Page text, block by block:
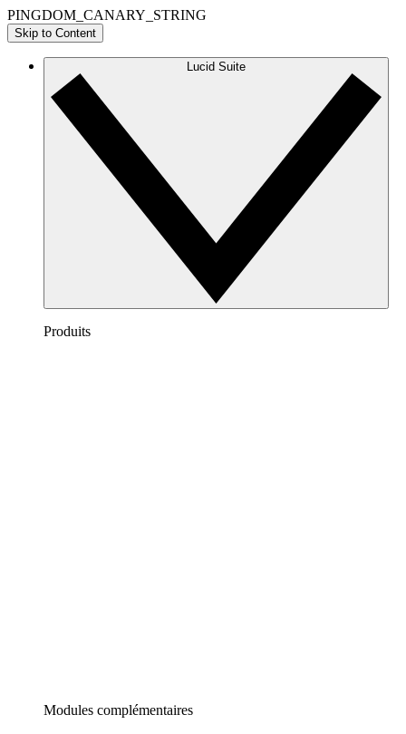
PINGDOM_CANARY_STRING
Skip to Content
Lucid Suite
Produits
Modules complémentaires